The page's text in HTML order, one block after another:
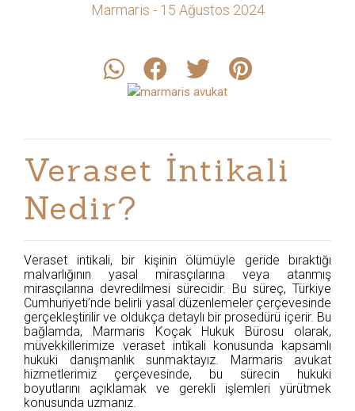
Marmaris - 15 Ağustos 2024
Veraset İntikali
Nedir?
Veraset intikali, bir kişinin ölümüyle geride bıraktığı
malvarlığının yasal mirasçılarına veya atanmış
mirasçılarına devredilmesi sürecidir. Bu süreç, Türkiye
Cumhuriyeti’nde belirli yasal düzenlemeler çerçevesinde
gerçekleştirilir ve oldukça detaylı bir prosedürü içerir. Bu
bağlamda, Marmaris Koçak Hukuk Bürosu olarak,
müvekkillerimize veraset intikali konusunda kapsamlı
hukuki danışmanlık sunmaktayız. Marmaris avukat
hizmetlerimiz çerçevesinde, bu sürecin hukuki
boyutlarını açıklamak ve gerekli işlemleri yürütmek
konusunda uzmanız.